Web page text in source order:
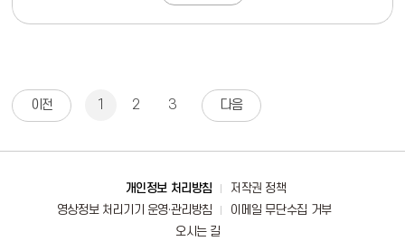
이전 1 2 3 다음
개인정보 처리방침
저작권 정책
영상정보 처리기기 운영·관리방침
이메일 무단수집 거부
오시는 길